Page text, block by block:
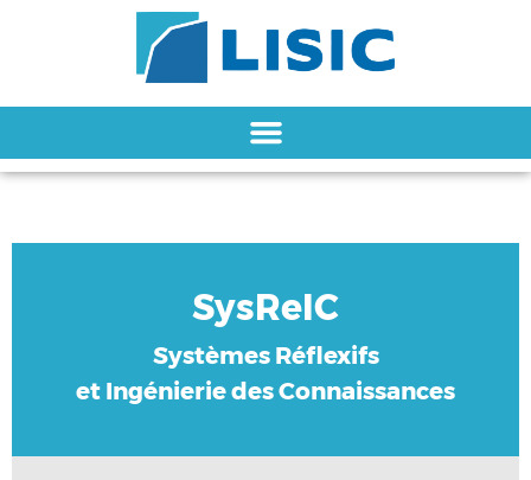
SysReIC
Systèmes Réflexifs
et Ingénierie des Connaissances
SysReIC
Systèmes Réflexifs
et Ingénierie des Connaissances